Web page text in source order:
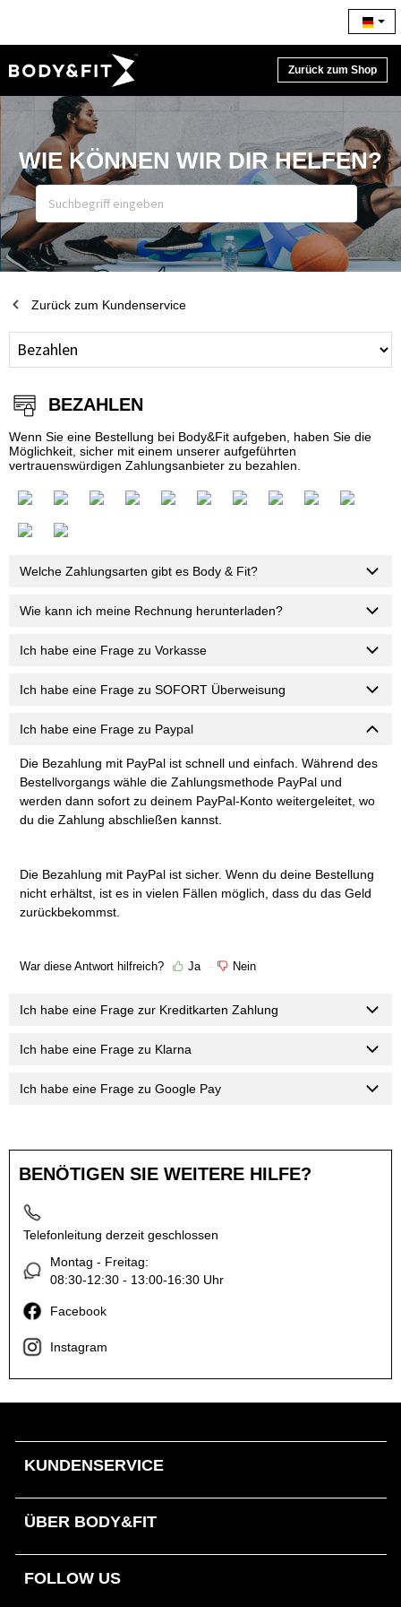
Zurück zum Shop
WIE KÖNNEN WIR DIR HELFEN?
Zurück zum Kundenservice
BEZAHLEN
Wenn Sie eine Bestellung bei Body&Fit aufgeben, haben Sie die
Möglichkeit, sicher mit einem unserer aufgeführten
vertrauenswürdigen Zahlungsanbieter zu bezahlen.
Welche Zahlungsarten gibt es Body & Fit?
Wie kann ich meine Rechnung herunterladen?
Ich habe eine Frage zu Vorkasse
Ich habe eine Frage zu SOFORT Überweisung
Ich habe eine Frage zu Paypal
Die Bezahlung mit PayPal ist schnell und einfach. Während des
Bestellvorgangs wähle die Zahlungsmethode PayPal und
werden dann sofort zu deinem PayPal-Konto weitergeleitet, wo
du die Zahlung abschließen kannst.
Die Bezahlung mit PayPal ist sicher. Wenn du deine Bestellung
nicht erhältst, ist es in vielen Fällen möglich, dass du das Geld
zurückbekommst.
War diese Antwort hilfreich? Ja Nein
Ich habe eine Frage zur Kreditkarten Zahlung
Ich habe eine Frage zu Klarna
Ich habe eine Frage zu Google Pay
BENÖTIGEN SIE WEITERE HILFE?
Telefonleitung derzeit geschlossen
Montag - Freitag:
08:30-12:30 - 13:00-16:30 Uhr
Facebook
Instagram
KUNDENSERVICE
ÜBER BODY&FIT
FOLLOW US